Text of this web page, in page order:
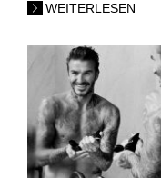
WEITERLESEN